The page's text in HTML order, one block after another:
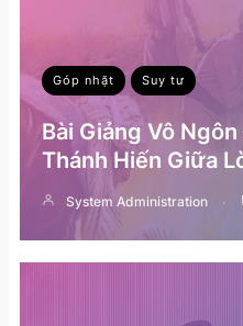
Góp nhặt Suy tư
Bài Giảng Vô
Thánh Hiến Giữa
System Administration